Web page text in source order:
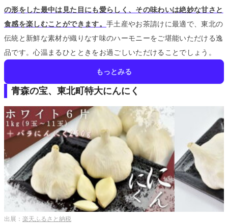
の形をした最中は見た目にも愛らしく、その味わいは絶妙な甘さと
食感を楽しむことができます。 手土産やお茶請けに最適で、東北の
伝統と新鮮な素材が織りなす味のハーモニーをご堪能いただける逸
品です。心温まるひとときをお過ごしいただけることでしょう。
もっとみる
青森の宝、東北町特大にんにく
出展： 楽天ふるさと納税